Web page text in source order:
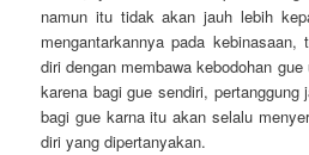
namun itu tidak akan jauh lebih
mengantarkannya pada
diri dengan membawa kebodohan
karena bagi gue sendiri, pertanggung
bagi gue karna itu akan selalu
diri yang dipertanyakan.